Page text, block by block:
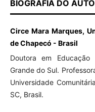
BIOGRAFIA DO
Circe Mara Marques,
de Chapecó - Brasil
Doutora em
Grande do Sul.
Universidade
SC, Brasil.